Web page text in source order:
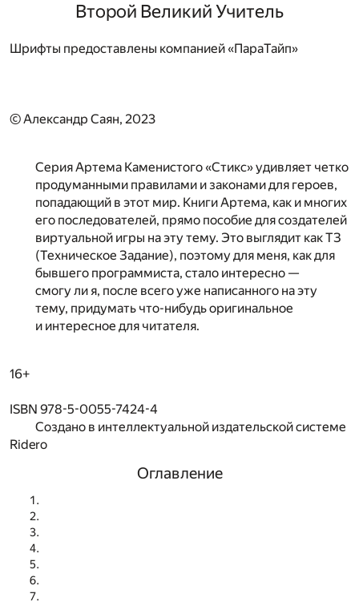
Второй Великий Учитель
Шрифты предоставлены компанией «ПараТайп»
© Александр Саян, 2023
Серия Артема Каменистого «Стикс» удивляет четко
продуманными правилами и законами для героев,
попадающий в этот мир. Книги Артема, как и многих
его последователей, прямо пособие для создателей
виртуальной игры на эту тему. Это выглядит как ТЗ
(Техническое Задание), поэтому для меня, как для
бывшего программиста, стало интересно —
смогу ли я, после всего уже написанного на эту
тему, придумать что-нибудь оригинальное
и интересное для читателя.
16+
ISBN 978-5-0055-7424-4
Создано в интеллектуальной издательской системе
Ridero
Оглавление